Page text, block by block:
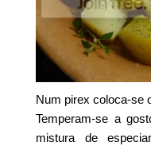
Num pirex coloca-se
Temperam-se a
mistura de